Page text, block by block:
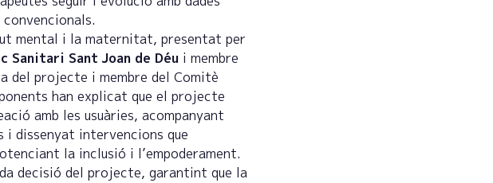
mental i la maternitat, presentat per
Sanitari Sant Joan de Déu i membre
del projecte i membre del Comitè
han explicat que el projecte
amb les usuàries, acompanyant
i dissenyat intervencions que
la inclusió i l’empoderament.
decisió del projecte, garantint que la